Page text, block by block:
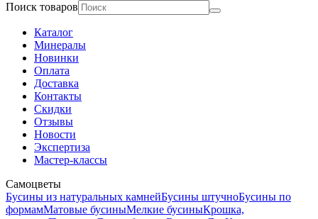
Поиск товаров
Каталог
Минералы
Новинки
Оплата
Доставка
Контакты
Скидки
Отзывы
Новости
Экспертиза
Мастер-классы
Самоцветы
Бусины из натуральных камнейБусины штучноБусины по
формамМатовые бусиныМелкие бусиныКрошка,